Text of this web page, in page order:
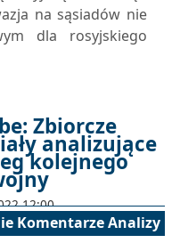
na sąsiadów nie
dla rosyjskiego
Zbiorcze
analizujące
kolejnego
12:00
Komentarze Analizy